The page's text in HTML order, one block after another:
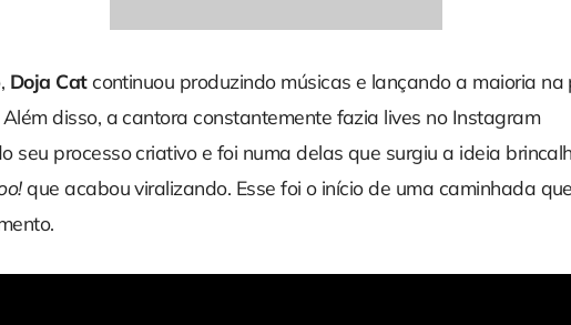
Doja Catcontinuou produzindo músicas e lançando a maioria
Além disso, a cantora constantemente fazia lives no Instagram
seu processo criativo e foi numa delas que surgiu a ideia
que acabou viralizando. Esse foi o início de uma caminhada